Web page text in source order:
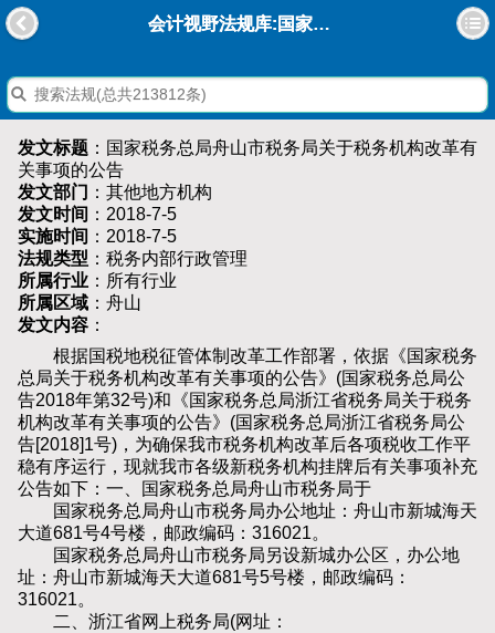
会计视野法规库:国家税务总局舟山市税务局关于税务机构改革有关事项的公告
发文标题 ：国家税务总局舟山市税务局关于税务机构改革有
关事项的公告
发文部门 ：其他地方机构
发文时间 ：2018-7-5
实施时间 ：2018-7-5
法规类型 ：税务内部行政管理
所属行业 ：所有行业
所属区域 ：舟山
发文内容 ：
根据国税地税征管体制改革工作部署，依据《国家税务
总局关于税务机构改革有关事项的公告》(国家税务总局公
告2018年第32号)和《国家税务总局浙江省税务局关于税务
机构改革有关事项的公告》(国家税务总局浙江省税务局公
告[2018]1号)，为确保我市税务机构改革后各项税收工作平
稳有序运行，现就我市各级新税务机构挂牌后有关事项补充
公告如下：一、国家税务总局舟山市税务局于
国家税务总局舟山市税务局办公地址：舟山市新城海天
大道681号4号楼，邮政编码：316021。
国家税务总局舟山市税务局另设新城办公区，办公地
址：舟山市新城海天大道681号5号楼，邮政编码：
316021。
二、浙江省网上税务局(网址：